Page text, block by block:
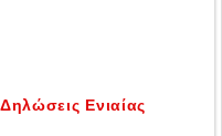
Ενιαίας